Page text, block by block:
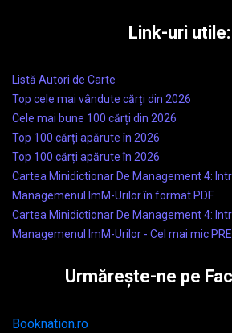
Link-uri utile:
Listă Autori de Carte
Top cele mai vândute cărți din 2026
Cele mai bune 100 cărți din 2026
Top 100 cărți apărute în 2026
Top 100 cărți apărute în 2026
Cartea Minidictionar De Management 4:
Managemenul ImM-Urilor în format PDF
Cartea Minidictionar De Management 4:
Managemenul ImM-Urilor - Cel mai mic
Urmărește-ne pe
Booknation.ro